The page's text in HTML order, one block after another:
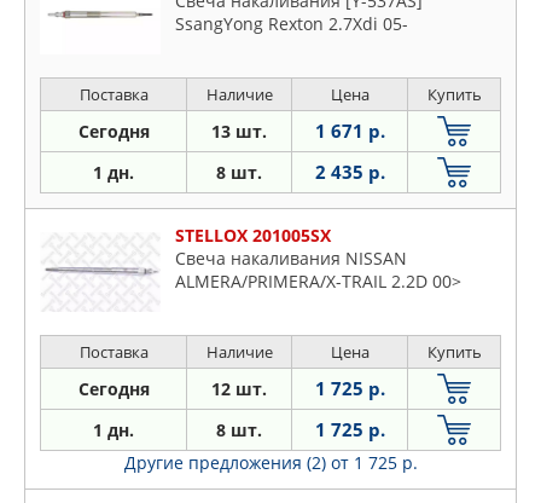
SsangYong Rexton 2.7Xdi 05-
Поставка Наличие Цена Купить
Сегодня 13 шт. 1 671 р.
1 дн. 8 шт. 2 435 р.
STELLOX 201005SX
Свеча накаливания NISSAN
ALMERA/PRIMERA/X-TRAIL 2.2D 00>
Поставка Наличие Цена Купить
Сегодня 12 шт. 1 725 р.
1 дн. 8 шт. 1 725 р.
Другие предложения (2) от 1 725 р.